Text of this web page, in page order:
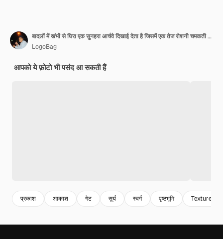
बादलों में खंभों से घिरा एक सुनहरा आर्चवे दिखाई देता है जिसमें एक तेज रोशनी चमकती है जो स्वर्ग के माध्यम से एक मार्ग बनाती है
LogoBag
आपको ये फ़ोटो भी पसंद आ सकती हैं
प्रकाश आकाश गेट सूर्य स्वर्ग पृष्ठभूमि Texture